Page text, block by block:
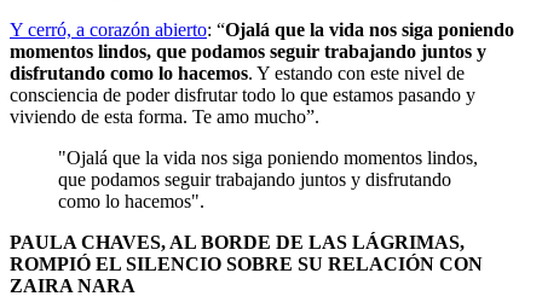
Y cerró, a corazón abierto: “Ojalá que la vida nos siga poniendo
momentos lindos, que podamos seguir trabajando juntos y
disfrutando como lo hacemos. Y estando con este nivel de
consciencia de poder disfrutar todo lo que estamos pasando y
viviendo de esta forma. Te amo mucho”.
"Ojalá que la vida nos siga poniendo momentos lindos,
que podamos seguir trabajando juntos y disfrutando
como lo hacemos".
PAULA CHAVES, AL BORDE DE LAS LÁGRIMAS,
ROMPIÓ EL SILENCIO SOBRE SU RELACIÓN CON
ZAIRA NARA